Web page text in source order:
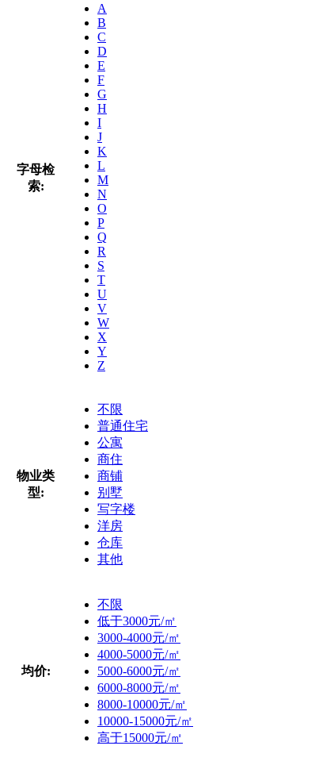
字母检
索:
A
B
C
D
E
F
G
H
I
J
K
L
M
N
O
P
Q
R
S
T
U
V
W
X
Y
Z
物业类
型:
不限
普通住宅
公寓
商住
商铺
别墅
写字楼
洋房
仓库
其他
均价:
不限
低于3000元/㎡
3000-4000元/㎡
4000-5000元/㎡
5000-6000元/㎡
6000-8000元/㎡
8000-10000元/㎡
10000-15000元/㎡
高于15000元/㎡